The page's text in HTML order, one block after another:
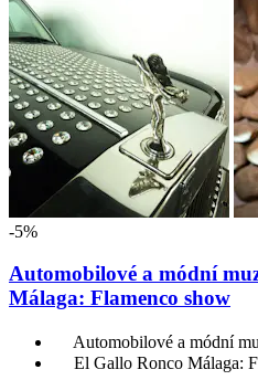
-5%
Automobilové a módní
Málaga: Flamenco show
Automobilové a módní
El Gallo Ronco Málaga: